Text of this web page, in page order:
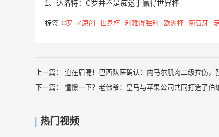
1、达洛特：C罗并不是痴迷于赢得世界杯
标签 C罗 Z原创 世界杯 利雅得胜利 欧洲杯 葡萄牙
上一篇： 迫在眉睫！巴西队医确认：内马尔肌肉二级拉伤，
下一篇： 憧憬一下？老佛爷：皇马与苹果公司共同打造了伯
热门视频